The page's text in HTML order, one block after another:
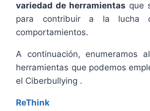
variedad de herramientas que
para contribuir a la lucha
comportamientos.
A continuación, enumeramos
herramientas que podemos
el Ciberbullying .
ReThink